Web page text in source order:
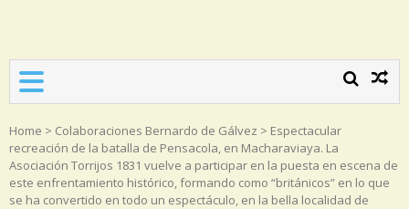
Home > Colaboraciones Bernardo de Gálvez > Espectacular
recreación de la batalla de Pensacola, en Macharaviaya. La
Asociación Torrijos 1831 vuelve a participar en la puesta en escena de
este enfrentamiento histórico, formando como “británicos” en lo que
se ha convertido en todo un espectáculo, en la bella localidad de